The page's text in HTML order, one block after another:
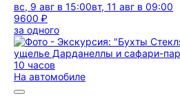
вс, 9 авг в 15:00вт, 11 авг в 09:00
9600 ₽
за одного
10 часов
На автомобиле